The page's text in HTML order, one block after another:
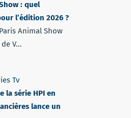
: quel
l’édition 2026 ?
Animal Show
V...
Tv
la série HPI en
lance un